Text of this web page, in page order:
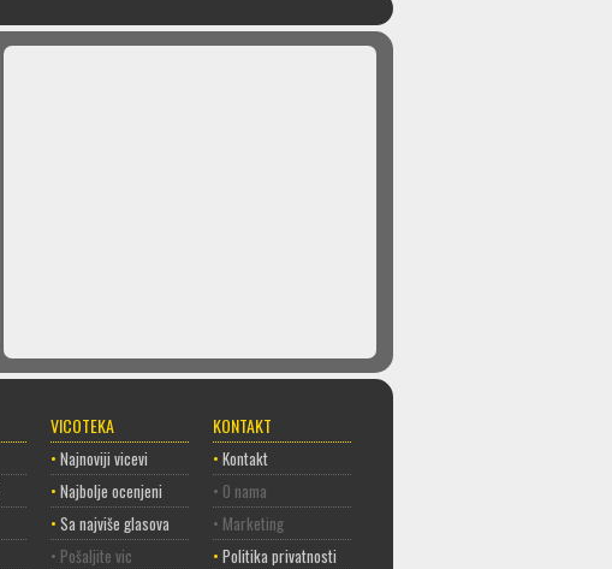
VICOTEKA
• Najnoviji vicevi
• Najbolje ocenjeni
• Sa najviše glasova
• Pošaljite vic
KONTAKT
• Kontakt
• O nama
• Marketing
• Politika privatnosti